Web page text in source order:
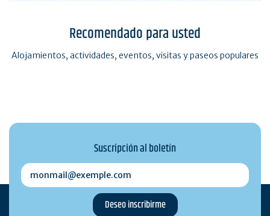
Recomendado para usted
Alojamientos, actividades, eventos, visitas y paseos populares
Suscripción al boletín
monmail@exemple.com